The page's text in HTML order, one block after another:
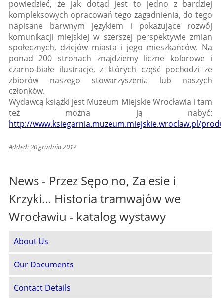
powiedzieć, że jak dotąd jest to jedno z bardziej
kompleksowych opracowań tego zagadnienia, do tego
napisane barwnym językiem i pokazujące rozwój
komunikacji miejskiej w szerszej perspektywie zmian
społecznych, dziejów miasta i jego mieszkańców. Na
ponad 200 stronach znajdziemy liczne kolorowe i
czarno-białe ilustracje, z których część pochodzi ze
zbiorów naszego stowarzyszenia lub naszych
członków.
Wydawcą książki jest Muzeum Miejskie Wrocławia i tam
też można ją nabyć:
http://www.ksiegarnia.muzeum.miejskie.wroclaw.pl/
Added: 20 grudnia 2017
News - Przez Sępolno, Zalesie i
Krzyki… Historia tramwajów we
Wrocławiu - katalog wystawy
About Us
Our Documents
Contact Details